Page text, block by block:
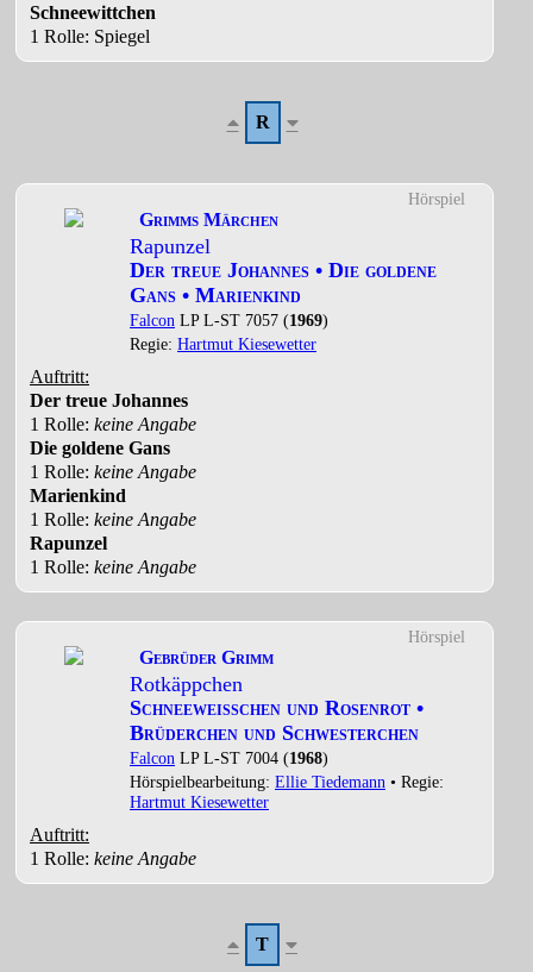
Schneewittchen
1 Rolle: Spiegel
R
Hörspiel
Grimms Märchen
Rapunzel
Der treue Johannes • Die goldene
Gans • Marienkind
Falcon LP L-ST 7057 (1969)
Regie: Hartmut Kiesewetter
Auftritt:
Der treue Johannes
1 Rolle: keine Angabe
Die goldene Gans
1 Rolle: keine Angabe
Marienkind
1 Rolle: keine Angabe
Rapunzel
1 Rolle: keine Angabe
Hörspiel
Gebrüder Grimm
Rotkäppchen
Schneeweißchen und Rosenrot •
Brüderchen und Schwesterchen
Falcon LP L-ST 7004 (1968)
Hörspielbearbeitung: Ellie Tiedemann • Regie:
Hartmut Kiesewetter
Auftritt:
1 Rolle: keine Angabe
T